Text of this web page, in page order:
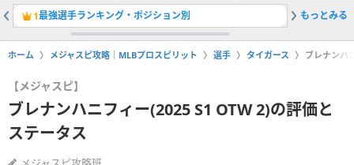
1最強選手ランキング・ポジション別 2先発最
もっとみる
ホーム メジャスピ攻略｜MLBプロスピリット 選手 タイガース ブレナンハ
【メジャスピ】
ブレナンハニフィー(2025 S1 OTW 2)の評価と
ステータス